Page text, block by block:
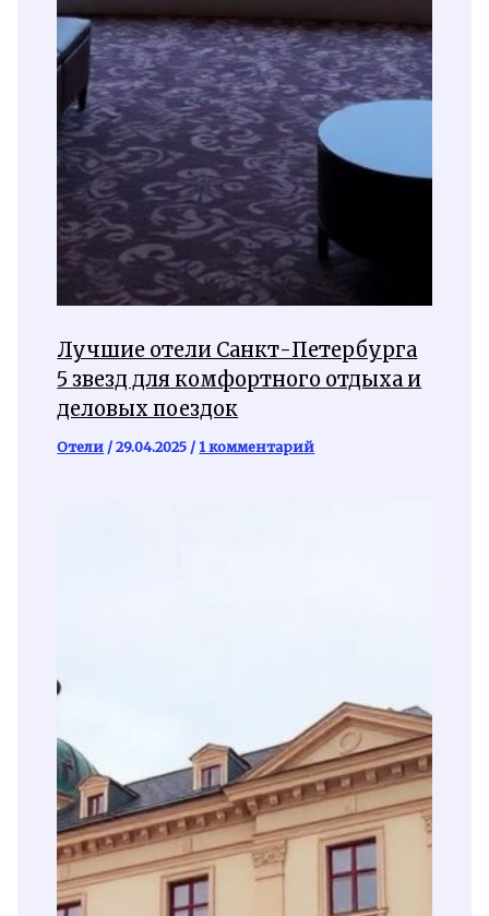
Лучшие отели Санкт-Петербурга
5 звезд для комфортного отдыха и
деловых поездок
Отели /29.04.2025 /1 комментарий